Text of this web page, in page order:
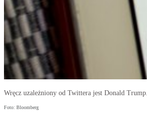
Wręcz uzależniony od Twittera jest Donald
Foto: Bloomberg